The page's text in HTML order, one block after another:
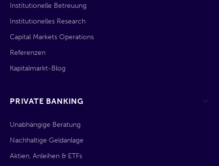
Institutionelle Betreuung
Institutionelles Research
Capital Markets Operations
Referenzen
Kapitalmarkt-Blog
PRIVATE BANKING
Unabhängige Beratung
Nachhaltige Geldanlage
Aktien, Anleihen & ETFs